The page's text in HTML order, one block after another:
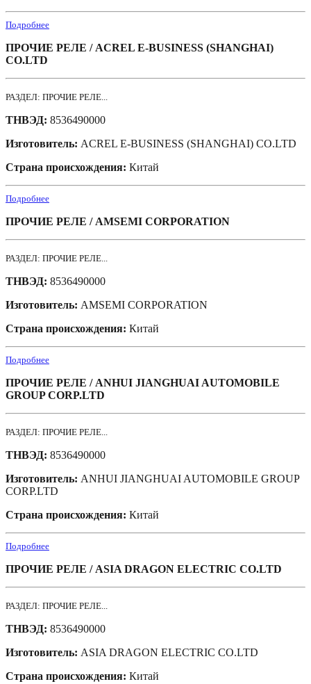
Подробнее
ПРОЧИЕ РЕЛЕ / ACREL E-BUSINESS (SHANGHAI)
CO.LTD
РАЗДЕЛ: ПРОЧИЕ РЕЛЕ...
ТНВЭД: 8536490000
Изготовитель: ACREL E-BUSINESS (SHANGHAI) CO.LTD
Страна происхождения: Китай
Подробнее
ПРОЧИЕ РЕЛЕ / AMSEMI CORPORATION
РАЗДЕЛ: ПРОЧИЕ РЕЛЕ...
ТНВЭД: 8536490000
Изготовитель: AMSEMI CORPORATION
Страна происхождения: Китай
Подробнее
ПРОЧИЕ РЕЛЕ / ANHUI JIANGHUAI AUTOMOBILE
GROUP CORP.LTD
РАЗДЕЛ: ПРОЧИЕ РЕЛЕ...
ТНВЭД: 8536490000
Изготовитель: ANHUI JIANGHUAI AUTOMOBILE GROUP
CORP.LTD
Страна происхождения: Китай
Подробнее
ПРОЧИЕ РЕЛЕ / ASIA DRAGON ELECTRIC CO.LTD
РАЗДЕЛ: ПРОЧИЕ РЕЛЕ...
ТНВЭД: 8536490000
Изготовитель: ASIA DRAGON ELECTRIC CO.LTD
Страна происхождения: Китай